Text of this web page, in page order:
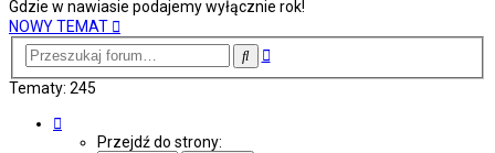
Gdzie w nawiasie podajemy wyłącznie rok!
NOWY TEMAT
SzukajWyszukiwanie
Tematy: 245
Przejdź do strony: